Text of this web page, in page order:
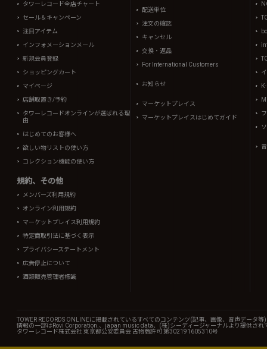
タワーレコード全店チャート
セール＆キャンペーン
注目アイテム
インフォメーションメール
新規会員登録
ショッピングカート
マイページ
店舗取置き/予約
タワーレコードオンラインが選ばれる理
由
はじめてのお客様へ
欲しい物リストの使い方
コレクション機能の使い方
規約、その他
メンバーズ利用規約
オンライン利用規約
マーケットプレイス利用規約
特定商取引法に基づく表示
プライバシーステートメント
広告停止について
酒類販売管理者標識
配送単位
注文の確認
キャンセル
交換・返品
For International Customers
お知らせ
マーケットプレイス
マーケットプレイスはじめてガイド
TOWER RECORDS ONLINEに掲載されているすべてのコンテンツ(記事、画像、音声データ
情報の一部はRovi Corporation.、japan music data、(株)シーディージャーナルより提供され
タワーレコード株式会社 東京都公安委員会 古物商許可 第302191605310号